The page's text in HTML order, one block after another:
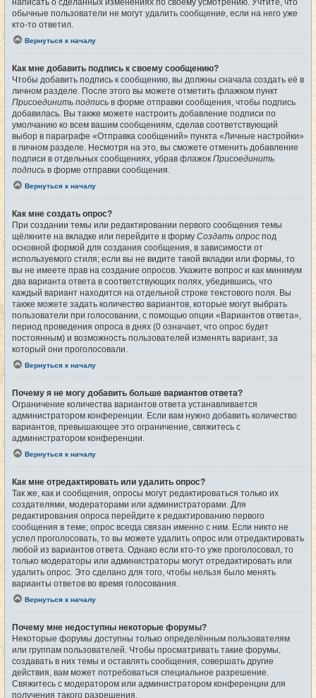
обычные пользователи не могут удалить сообщение, если на него уже
кто-то ответил.
Вернуться к началу
Как мне добавить подпись к своему сообщению?
Чтобы добавить подпись к сообщению, вы должны сначала создать её в
личном разделе. После этого вы можете отметить флажком пункт
Присоединить подпись в форме отправки сообщения, чтобы подпись
добавилась. Вы также можете настроить добавление подписи по
умолчанию ко всем вашим сообщениям, сделав соответствующий
выбор в параграфе «Отправка сообщений» пункта «Личные настройки»
в личном разделе. Несмотря на это, вы сможете отменить добавление
подписи в отдельных сообщениях, убрав флажок Присоединить
подпись в форме отправки сообщения.
Вернуться к началу
Как мне создать опрос?
При создании темы или редактировании первого сообщения темы
щёлкните на вкладке или перейдите в форму Создать опрос под
основной формой для создания сообщения, в зависимости от
используемого стиля; если вы не видите такой вкладки или формы, то
вы не имеете прав на создание опросов. Укажите вопрос и как минимум
два варианта ответа в соответствующих полях, убедившись, что
каждый вариант находится на отдельной строке текстового поля. Вы
также можете задать количество вариантов, которые могут выбрать
пользователи при голосовании, с помощью опции «Вариантов ответа»,
период проведения опроса в днях (0 означает, что опрос будет
постоянным) и возможность пользователей изменять вариант, за
который они проголосовали.
Вернуться к началу
Почему я не могу добавить больше вариантов ответа?
Ограничение количества вариантов ответа устанавливается
администратором конференции. Если вам нужно добавить количество
вариантов, превышающее это ограничение, свяжитесь с
администратором конференции.
Вернуться к началу
Как мне отредактировать или удалить опрос?
Так же, как и сообщения, опросы могут редактироваться только их
создателями, модераторами или администраторами. Для
редактирования опроса перейдите к редактированию первого
сообщения в теме; опрос всегда связан именно с ним. Если никто не
успел проголосовать, то вы можете удалить опрос или отредактировать
любой из вариантов ответа. Однако если кто-то уже проголосовал, то
только модераторы или администраторы могут отредактировать или
удалить опрос. Это сделано для того, чтобы нельзя было менять
варианты ответов во время голосования.
Вернуться к началу
Почему мне недоступны некоторые форумы?
Некоторые форумы доступны только определённым пользователям
или группам пользователей. Чтобы просматривать такие форумы,
создавать в них темы и оставлять сообщения, совершать другие
действия, вам может потребоваться специальное разрешение.
Свяжитесь с модератором или администратором конференции для
получения такого разрешения.